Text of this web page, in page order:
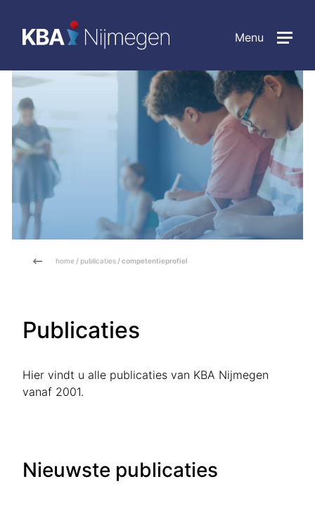
Menu
home / publicaties / competentieprofiel
Publicaties
Hier vindt u alle publicaties van KBA Nijmegen
vanaf 2001.
Nieuwste publicaties